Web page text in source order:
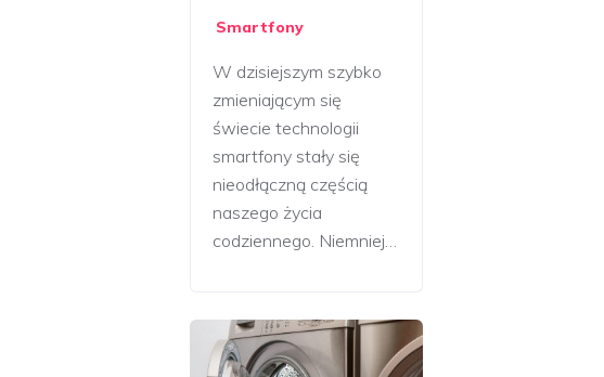
Smartfony
W dzisiejszym szybko
zmieniającym się
świecie technologii
smartfony stały się
nieodłączną częścią
naszego życia
codziennego. Niemniej…